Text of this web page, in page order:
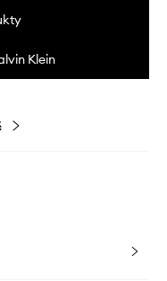
Klein